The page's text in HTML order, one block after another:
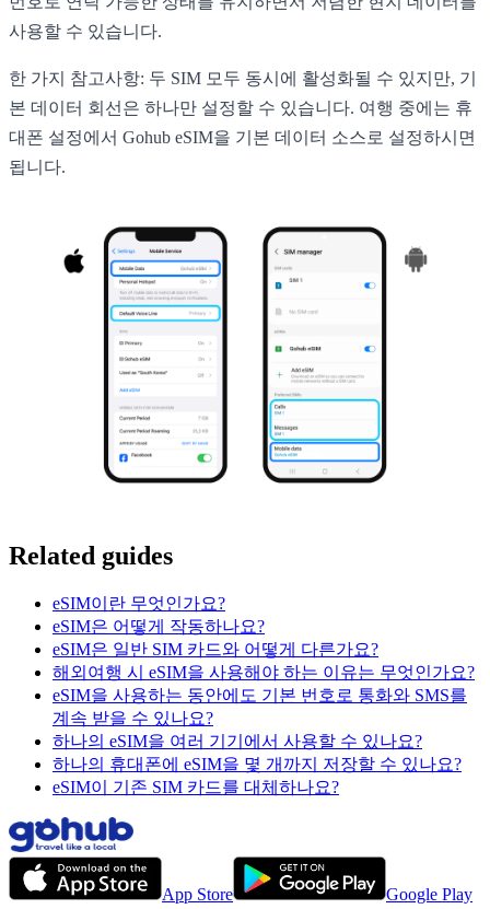
사용할 수 있습니다.
한 가지 참고사항: 두 SIM 모두 동시에 활성화될 수 있지만, 기
본 데이터 회선은 하나만 설정할 수 있습니다. 여행 중에는 휴
대폰 설정에서 Gohub eSIM을 기본 데이터 소스로 설정하시면
됩니다.
Related guides
eSIM이란 무엇인가요?
eSIM은 어떻게 작동하나요?
eSIM은 일반 SIM 카드와 어떻게 다른가요?
해외여행 시 eSIM을 사용해야 하는 이유는 무엇인가요?
eSIM을 사용하는 동안에도 기본 번호로 통화와 SMS를
계속 받을 수 있나요?
하나의 eSIM을 여러 기기에서 사용할 수 있나요?
하나의 휴대폰에 eSIM을 몇 개까지 저장할 수 있나요?
eSIM이 기존 SIM 카드를 대체하나요?
App Store Google Play